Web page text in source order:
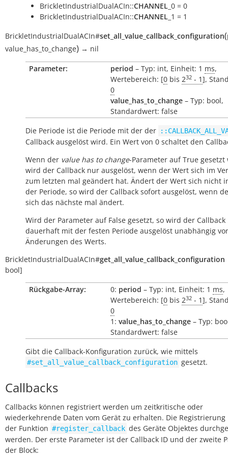
BrickletIndustrialDualACIn::CHANNEL _0 = 0
BrickletIndustrialDualACIn::CHANNEL _1 = 1
BrickletIndustrialDualACIn#set_all_value_callback_configuration(
value_has_to_change) → nil
Parameter: period – Typ: int, Einheit: 1 ms,
Wertebereich: [0 bis 232 - 1],
0
value_has_to_change – Typ: bool,
Standardwert: false
Die Periode ist die Periode mit der der
Callback ausgelöst wird. Ein Wert von 0 schaltet den
Wenn der value has to change-Parameter auf True gesetzt
wird der Callback nur ausgelöst, wenn der Wert sich im
zum letzten mal geändert hat. Ändert der Wert sich nicht
der Periode, so wird der Callback sofort ausgelöst, wenn
sich das nächste mal ändert.
Wird der Parameter auf False gesetzt, so wird der Callback
dauerhaft mit der festen Periode ausgelöst unabhängig
Änderungen des Werts.
BrickletIndustrialDualACIn#get_all_value_callback_configuration
bool]
Rückgabe-Array:
0: period – Typ: int, Einheit: 1 ms,
Wertebereich: [0 bis 232 - 1],
0
1: value_has_to_change – Typ:
Standardwert: false
Gibt die Callback-Konfiguration zurück, wie mittels
#set_all_value_callback_configuration gesetzt.
Callbacks
Callbacks können registriert werden um zeitkritische oder
wiederkehrende Daten vom Gerät zu erhalten. Die
der Funktion #register_callback des Geräte Objektes
werden. Der erste Parameter ist der Callback ID und der zweite
der Block: